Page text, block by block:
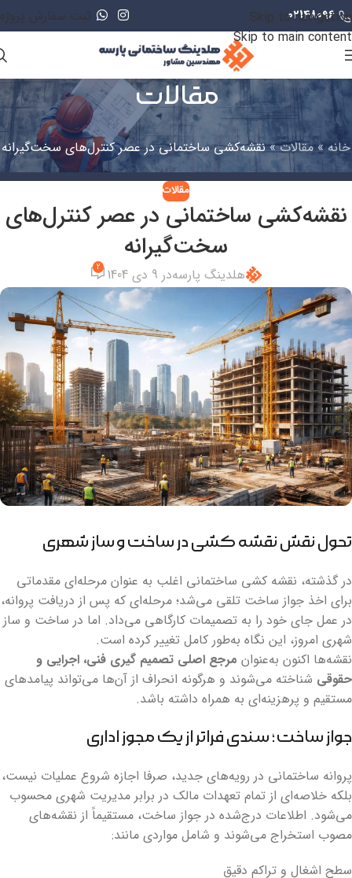
Skip to navigation
Skip to main content
02148096 ثبت سفارش پروژه
مقالات
خانه»مقالات»نقشه‌کشی ساختمانی در عصر کنترل‌های سخت‌گیرانه
مقالات
نقشه‌کشی ساختمانی در عصر کنترل‌های
سخت‌گیرانه
هلدینگ پارسهدر 9 دی 1404 2
تحول نقش نقشه کشی در ساخت و ساز شهری
در گذشته، نقشه کشی ساختمانی اغلب به عنوان مرحله‌ای مقدماتی
برای اخذ جواز ساخت تلقی می‌شد؛ مرحله‌ای که پس از دریافت پروانه،
در عمل جای خود را به تصمیمات کارگاهی می‌داد. اما در ساخت و ساز
شهری امروز، این نگاه به‌طور کامل تغییر کرده است.
نقشه‌ها اکنون به‌عنوان مرجع اصلی تصمیم گیری فنی، اجرایی و
حقوقی شناخته می‌شوند و هرگونه انحراف از آن‌ها می‌تواند پیامدهای
مستقیم و پرهزینه‌ای به همراه داشته باشد.
جواز ساخت؛ سندی فراتر از یک مجوز اداری
پروانه ساختمانی در رویه‌های جدید، صرفا اجازه شروع عملیات نیست،
بلکه خلاصه‌ای از تمام تعهدات مالک در برابر مدیریت شهری محسوب
می‌شود. اطلاعات درج‌شده در جواز ساخت، مستقیماً از نقشه‌های
مصوب استخراج می‌شوند و شامل مواردی مانند:
سطح اشغال و تراکم دقیق